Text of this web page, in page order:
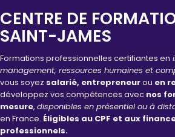
CENTRE DE
SAINT-JAMES
Formations professionnelles certifiantes en
management, ressources humaines et
vous soyez salarié, entrepreneurou en
développez vos compétences avec nos
mesure, disponibles en présentiel ou à
en France. Éligibles au CPF et aux
professionnels.